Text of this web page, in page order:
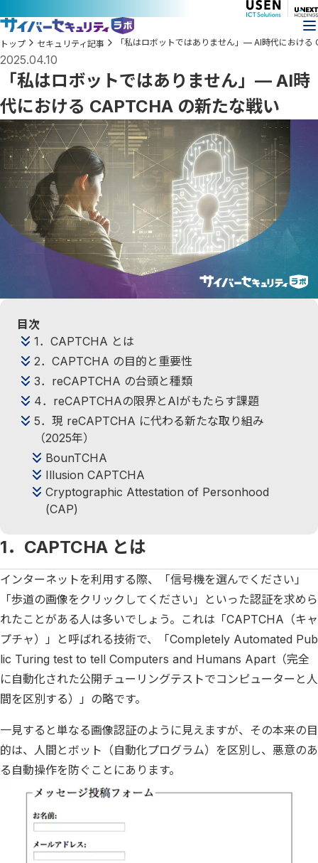
トップ セキュリティ記事 「私はロボットではありません」— AI時代におけ
2025.04.10
「私はロボットではありません」— AI時
代における CAPTCHA の新たな戦い
目次
1．CAPTCHA とは
2．CAPTCHA の目的と重要性
3．reCAPTCHA の台頭と種類
4．reCAPTCHAの限界とAIがもたらす課題
5．現 reCAPTCHA に代わる新たな取り組み
（2025年）
BounTCHA
Illusion CAPTCHA
Cryptographic Attestation of Personhood
(CAP)
1．CAPTCHA とは
インターネットを利用する際、「信号機を選んでください」
「歩道の画像をクリックしてください」といった認証を求めら
れたことがある人は多いでしょう。これは「CAPTCHA（キャ
プチャ）」と呼ばれる技術で、「Completely Automated Pub
lic Turing test to tell Computers and Humans Apart（完全
に自動化された公開チューリングテストでコンピューターと人
間を区別する）」の略です。
一見すると単なる画像認証のように見えますが、その本来の目
的は、人間とボット（自動化プログラム）を区別し、悪意のあ
る自動操作を防ぐことにあります。